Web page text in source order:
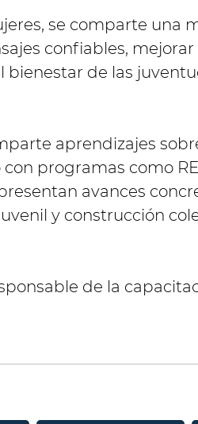
se comparte una
confiables, mejorar
de las
aprendizajes
programas como
avances
y construcción
de la